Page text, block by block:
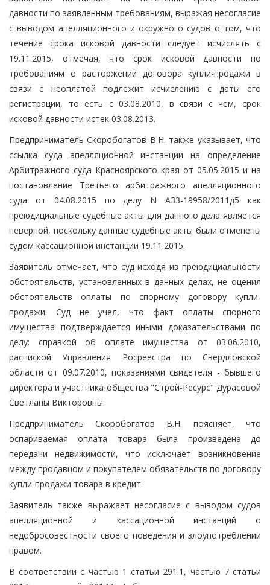
давности по заявленным требованиям, выражая несогласие
с выводом апелляционного и окружного судов о том, что
течение срока исковой давности следует исчислять с
19.11.2015, отмечая, что срок исковой давности по
требованиям о расторжении договора купли-продажи в
связи с неоплатой подлежит исчислению с даты его
регистрации, то есть с 03.08.2010, в связи с чем, срок
исковой давности истек 03.08.2013.
Предприниматель Скоробогатов В.Н. также указывает, что
ссылка суда апелляционной инстанции на определение
Арбитражного суда Красноярского края от 05.05.2015 и на
постановление Третьего арбитражного апелляционного
суда от 04.08.2015 по делу N А33-19958/2011д5 как
преюдициальные судебные акты для данного дела является
неверной, поскольку данные судебные акты были отменены
судом кассационной инстанции 19.11.2015.
Заявитель отмечает, что суд исходя из преюдициальности
обстоятельств, установленных в данных делах, не оценил
обстоятельств оплаты по спорному договору купли-
продажи. Суд не учел, что факт оплаты спорного
имущества подтверждается иными доказательствами по
делу: справкой об оплате имущества от 03.06.2010,
распиской Управления Росреестра по Свердловской
области от 09.07.2010, показаниями свидетеля - бывшего
директора и участника общества "Строй-Ресурс" Дурасовой
Светланы Викторовны.
Предприниматель Скоробогатов В.Н. поясняет, что
оспариваемая оплата товара была произведена до
передачи недвижимости, что исключает возникновение
между продавцом и покупателем обязательств по договору
купли-продажи товара в кредит.
Заявитель также выражает несогласие с выводом судов
апелляционной и кассационной инстанций о
недобросовестности своего поведения и злоупотреблении
правом.
В соответствии с частью 1 статьи 291.1, частью 7 статьи